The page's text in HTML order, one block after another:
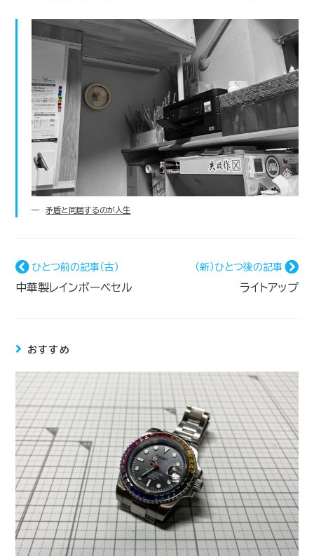
矛盾と同居するのが人生
ひとつ前の記事（古）
中華製レインボーベセル
（新）ひとつ後の記事
ライトアップ
おすすめ